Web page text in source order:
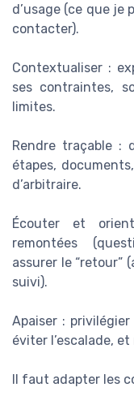
d’usage (ce que je
contacter).
Contextualiser :
ses contraintes,
limites.
Rendre traçable :
étapes,
d’arbitraire.
Écouter et
remontées
assurer le “retour”
suivi).
Apaiser :
éviter l’escalade,
Il faut adapter les